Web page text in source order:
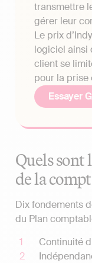
transmettre
gérer leur
Le prix
logiciel ainsi
client se
pour la prise
Essayer
Quels sont
de la
Dix fondements
du Plan
Continuité